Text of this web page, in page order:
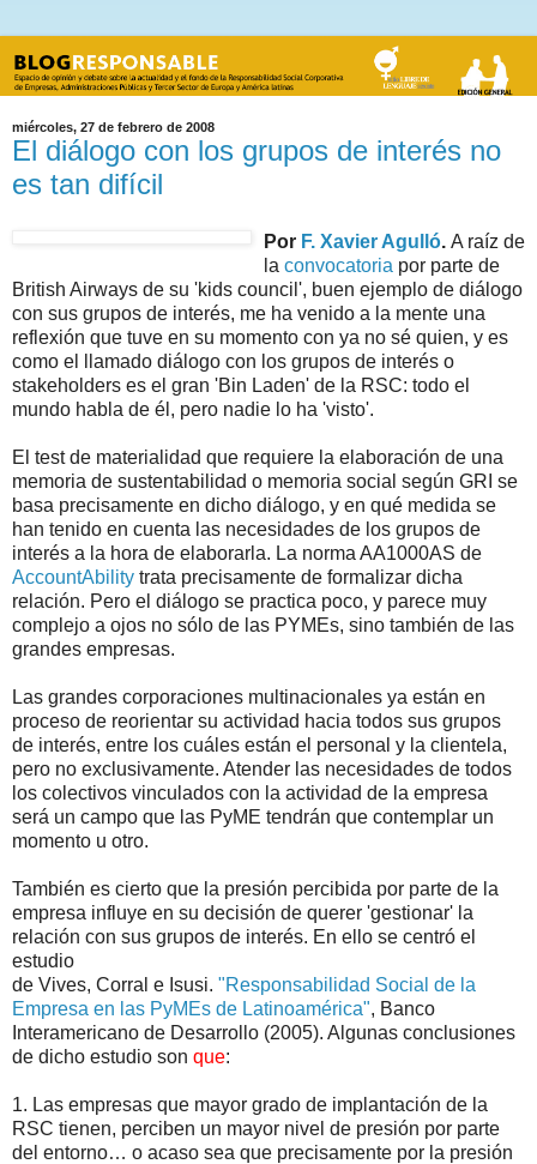
miércoles, 27 de febrero de 2008
El diálogo con los grupos de interés no
es tan difícil
Por F. Xavier Agulló. A raíz de
la convocatoria por parte de
British Airways de su 'kids council', buen ejemplo de diálogo
con sus grupos de interés, me ha venido a la mente una
reflexión que tuve en su momento con ya no sé quien, y es
como el llamado diálogo con los grupos de interés o
stakeholders es el gran 'Bin Laden' de la RSC: todo el
mundo habla de él, pero nadie lo ha 'visto'.
El test de materialidad que requiere la elaboración de una
memoria de sustentabilidad o memoria social según GRI se
basa precisamente en dicho diálogo, y en qué medida se
han tenido en cuenta las necesidades de los grupos de
interés a la hora de elaborarla. La norma AA1000AS de
AccountAbility trata precisamente de formalizar dicha
relación. Pero el diálogo se practica poco, y parece muy
complejo a ojos no sólo de las PYMEs, sino también de las
grandes empresas.
Las grandes corporaciones multinacionales ya están en
proceso de reorientar su actividad hacia todos sus grupos
de interés, entre los cuáles están el personal y la clientela,
pero no exclusivamente. Atender las necesidades de todos
los colectivos vinculados con la actividad de la empresa
será un campo que las PyME tendrán que contemplar un
momento u otro.
También es cierto que la presión percibida por parte de la
empresa influye en su decisión de querer 'gestionar' la
relación con sus grupos de interés. En ello se centró el
estudio
de Vives, Corral e Isusi. "Responsabilidad Social de la
Empresa en las PyMEs de Latinoamérica", Banco
Interamericano de Desarrollo (2005). Algunas conclusiones
de dicho estudio son que:
1. Las empresas que mayor grado de implantación de la
RSC tienen, perciben un mayor nivel de presión por parte
del entorno… o acaso sea que precisamente por la presión